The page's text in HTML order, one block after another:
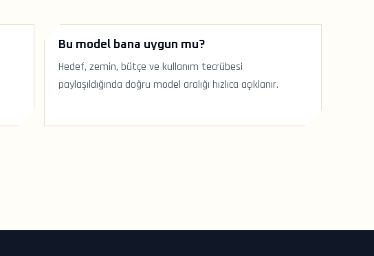
Bu model bana uygun mu?
Hedef, zemin, bütçe ve kullanım tecrübesi
paylaşıldığında doğru model aralığı hızlıca açıklanır.